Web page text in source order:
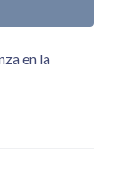
en la